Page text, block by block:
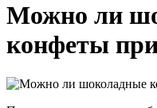
Можно ли
конфеты